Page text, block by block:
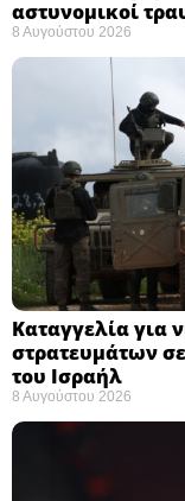
αστυνομικοί
8 Αυγούστου 2026
Καταγγελία για
στρατευμάτων
του Ισραήλ
8 Αυγούστου 2026